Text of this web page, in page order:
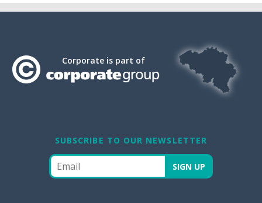
Corporate is part of
SUBSCRIBE TO OUR NEWSLETTER